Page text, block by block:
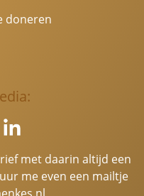
doneren
met daarin altijd een
me even een mailtje